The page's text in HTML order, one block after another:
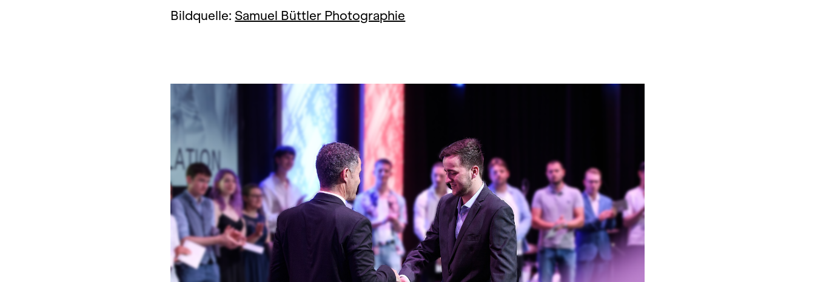
Bildquelle: Samuel Büttler Photographie